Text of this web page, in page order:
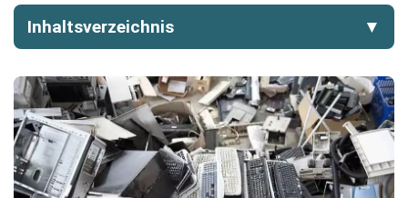
Inhaltsverzeichnis ▼